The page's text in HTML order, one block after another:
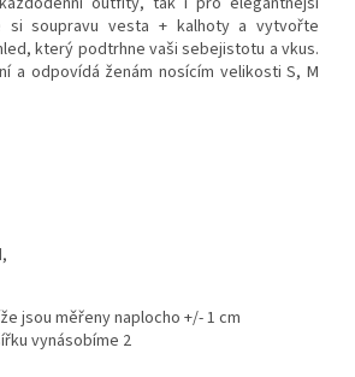
si soupravu vesta + kalhoty a vytvořte
který podtrhne vaši sebejistotu a vkus.
a odpovídá ženám nosícím velikosti S, M
jsou měřeny naplocho +/- 1 cm
vynásobíme 2